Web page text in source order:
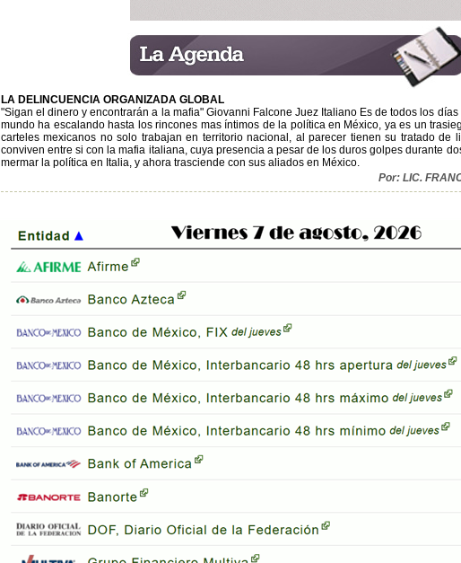
LA DELINCUENCIA ORGANIZADA GLOBAL
"Sigan el dinero y encontrarán a la mafia" Giovanni Falcone Juez Italiano Es de todos los
mundo ha escalando hasta los rincones mas íntimos de la política en México, ya es un
carteles mexicanos no solo trabajan en territorio nacional, al parecer tienen su tratado de
conviven entre si con la mafia italiana, cuya presencia a pesar de los duros golpes durante
mermar la política en Italia, y ahora trasciende con sus aliados en México.
Por: LIC.